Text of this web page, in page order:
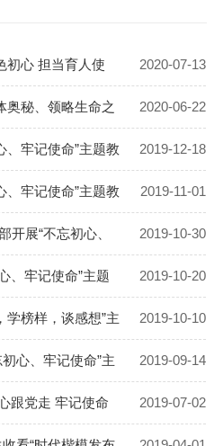
2020-07-13
初心 担当育人使
2020-06-22
奥秘、领略生命之
日活动 2019-12-18
、牢记使命”主题教
2019-11-01
、牢记使命”主题教
会议 2019-10-30
开展“不忘初心、
务活动 2019-10-20
、牢记使命”主题
2019-10-10
学榜样，谈感想”主
2019-09-14
心、牢记使命”主
2019-07-02
跟党走 牢记使命